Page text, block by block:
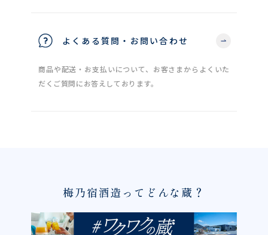
よくある質問・お問い合わせ
商品や配送・お支払いについて、お客さまからよくいた
だくご質問にお答えしております。
梅乃宿酒造ってどんな蔵？